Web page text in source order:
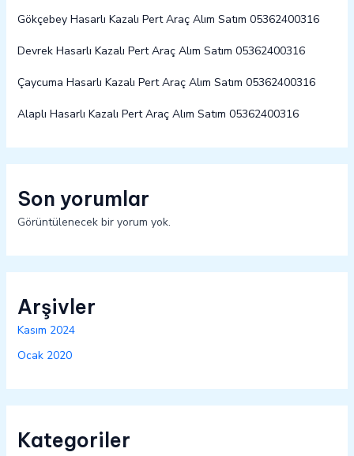
Gökçebey Hasarlı Kazalı Pert Araç Alım Satım 05362400316
Devrek Hasarlı Kazalı Pert Araç Alım Satım 05362400316
Çaycuma Hasarlı Kazalı Pert Araç Alım Satım 05362400316
Alaplı Hasarlı Kazalı Pert Araç Alım Satım 05362400316
Son yorumlar
Görüntülenecek bir yorum yok.
Arşivler
Kasım 2024
Ocak 2020
Kategoriler